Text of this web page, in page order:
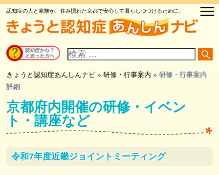
認知症の人と家族が、住み慣れた京都で安心して暮らしつづけるために。
イ
ト
検
索
きょうと認知症あんしんナビ »研修・行事案内 »研修・行事案内
詳細
京都府内開催の研修・イベン
ト・講座など
令和7年度近畿ジョイントミーティング